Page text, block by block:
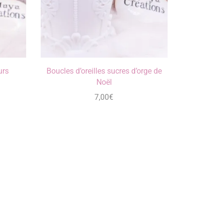
Boucles d’oreilles sucres d’orge de
Noël
7,00€